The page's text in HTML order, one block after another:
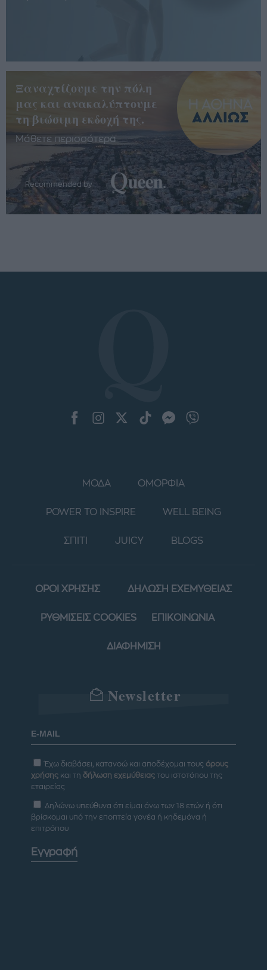
Ξαναχτίζουμε την πόλη
μας και ανακαλύπτουμε
τη βιώσιμη εκδοχή της.
Μάθετε περισσότερα
Recommended by
ΜΟΔΑ ΟΜΟΡΦΙΑ
POWER TO INSPIRE WELL BEING
ΣΠΙΤΙ JUICY BLOGS
ΟΡΟΙ ΧΡΗΣΗΣ ΔΗΛΩΣΗ ΕΧΕΜΥΘΕΙΑΣ
ΡΥΘΜΙΣΕΙΣ COOKIES ΕΠΙΚΟΙΝΩΝΙΑ
ΔΙΑΦΗΜΙΣΗ
Newsletter
Έχω διαβάσει, κατανοώ και αποδέχομαι τους όρους
χρήσης και τη δήλωση εχεμύθειας του ιστοτόπου της
εταιρείας
Δηλώνω υπεύθυνα ότι είμαι άνω των 18 ετών ή ότι
βρίσκομαι υπό την εποπτεία γονέα ή κηδεμόνα ή
επιτρόπου
Εγγραφή